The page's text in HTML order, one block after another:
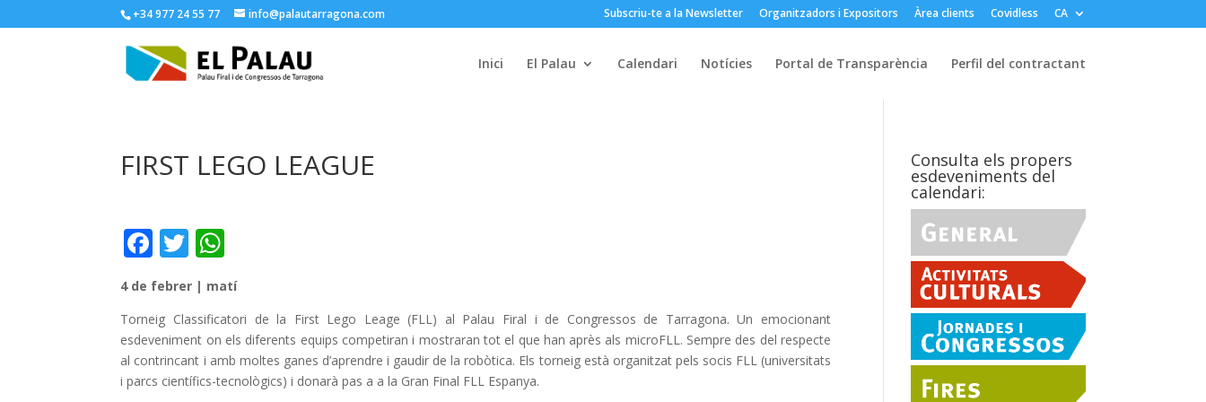
+34 977 24 55 77 info@palautarragona.com Subscriu-te a la Newsletter Organitzadors i Expositors Àrea clients Covidless CA
Inici El Palau Calendari Notícies Portal de Transparència Perfil del contractant
FIRST LEGO LEAGUE
F
ac
e
b
o
o
T
w
itt
er
h
at
s
A
p
4 de febrer | matí
Torneig Classificatori de la First Lego Leage (FLL) al Palau Firal i de Congressos de Tarragona. Un emocionant
esdeveniment on els diferents equips competiran i mostraran tot el que han après als microFLL. Sempre des del respecte
al contrincant i amb moltes ganes d’aprendre i gaudir de la robòtica. Els torneig està organitzat pels socis FLL (universitats
i parcs científics-tecnològics) i donarà pas a a la Gran Final FLL Espanya.
Consulta els propers
esdeveniments del
calendari: